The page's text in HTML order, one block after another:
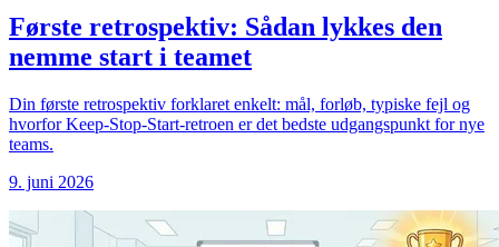
Første retrospektiv: Sådan lykkes den
nemme start i teamet
Din første retrospektiv forklaret enkelt: mål, forløb, typiske fejl og
hvorfor Keep-Stop-Start-retroen er det bedste udgangspunkt for nye
teams.
9. juni 2026